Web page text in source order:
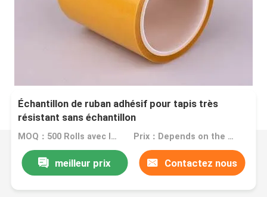
Échantillon de ruban adhésif pour tapis très
résistant sans échantillon
MOQ：500 Rolls avec les mêmes spécifications Prix：Depends on the actual spec of the adhesive tape
meilleur prix Contactez nous